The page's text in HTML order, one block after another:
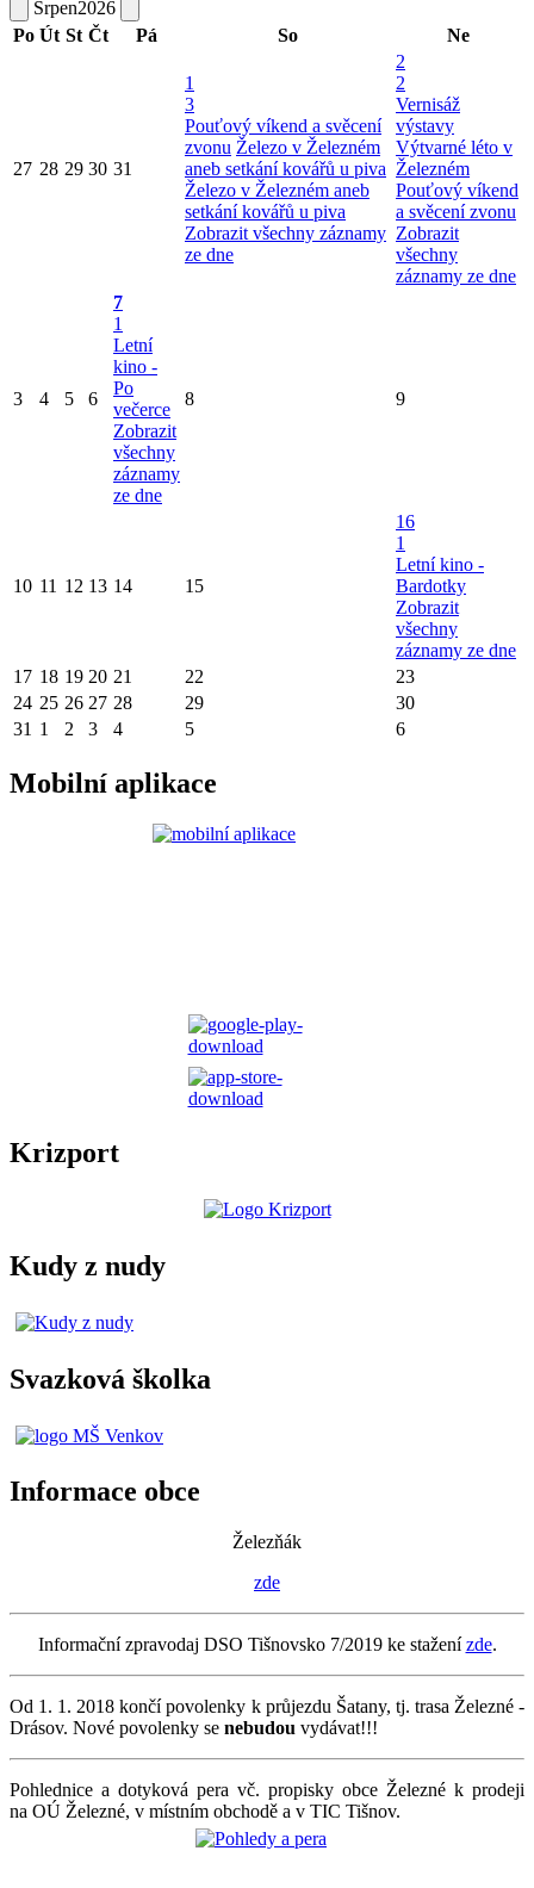
Srpen2026
Po Út St Čt Pá So Ne
27 28 29 30 31
1
3
Pouťový víkend a svěcení
zvonu Železo v Železném
aneb setkání kovářů u piva
Železo v Železném aneb
setkání kovářů u piva
Zobrazit všechny záznamy
ze dne
2
2
Vernisáž
výstavy
Výtvarné léto v
Železném
Pouťový víkend
a svěcení zvonu
Zobrazit
všechny
záznamy ze dne
3 4 5 6
7
1
Letní
kino -
Po
večerce
Zobrazit
všechny
záznamy
ze dne
8 9
10 11 12 13 14 15
16
1
Letní kino -
Bardotky
Zobrazit
všechny
záznamy ze dne
17 18 19 20 21 22
23
24 25 26 27 28 29
30
31 1 2 3 4 5 6
Mobilní aplikace
Krizport
Kudy z nudy
Svazková školka
Informace obce
Železňák
zde
Informační zpravodaj DSO Tišnovsko 7/2019 ke staženízde.
Od 1. 1. 2018 končí povolenky k průjezdu Šatany, tj. trasa Železné -
Drásov. Nové povolenky se nebudou vydávat!!!
Pohlednice a dotyková pera vč. propisky obce Železné k prodeji
na OÚ Železné, v místním obchodě a v TIC Tišnov.